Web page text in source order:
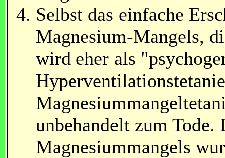
Selbst das einfache
Magnesium-Mangels,
wird eher als
unbehandelt zum Tode.
Magnesiummangels